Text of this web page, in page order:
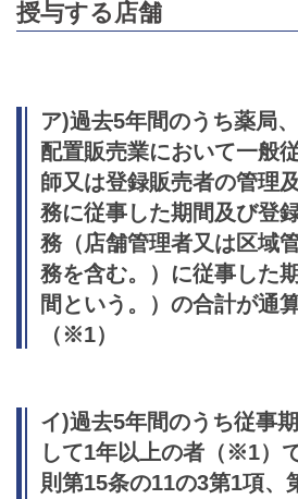
授与する店舗
ア)過去5年間のうち薬局
配置販売業において一般
師又は登録販売者の管理
務に従事した期間及び登
務（店舗管理者又は区域
務を含む。）に従事した
間という。）の合計が通
（※1）
イ)過去5年間のうち従事
して1年以上の者 （※1）
則第15条の11の3第1項、